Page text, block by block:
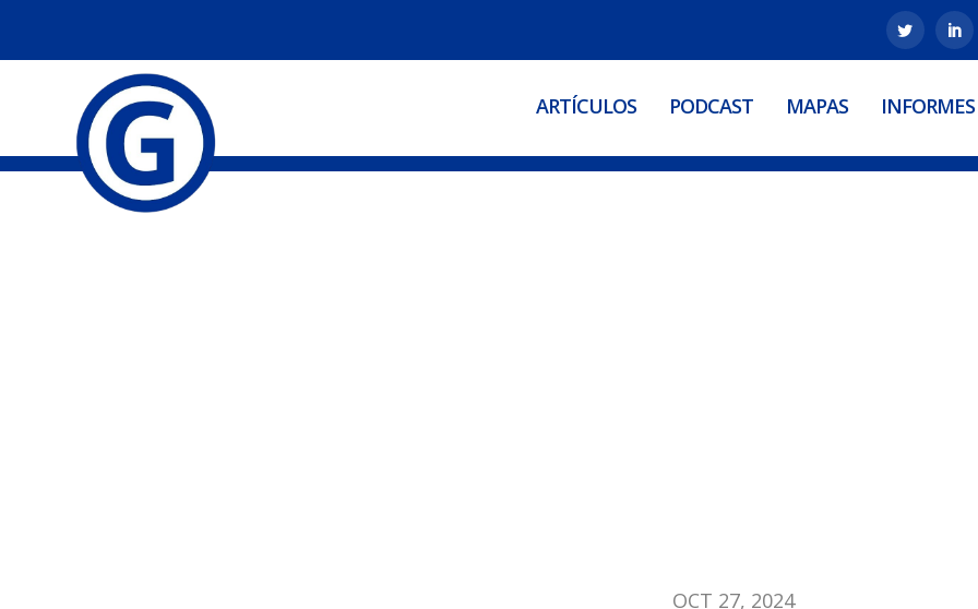
ARTÍCULOS PODCAST MAPAS INFORMES
OCT 27, 2024